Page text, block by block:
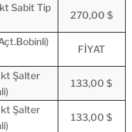
Sabit Tip
270,00 $
FİYAT
Şalter
133,00 $
Şalter
133,00 $